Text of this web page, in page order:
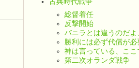
古典時代戦争
総督着任
反撃開始
バニラとは違うのだよ
勝利には必ず代償が必
神は言っている、こ
第二次オランダ戦争